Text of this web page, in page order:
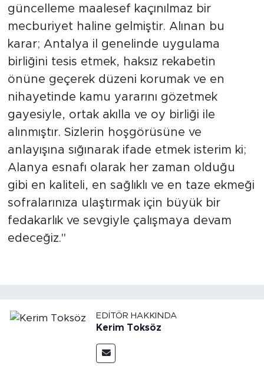
güncelleme maalesef kaçınılmaz bir
mecburiyet haline gelmiştir. Alınan bu
karar; Antalya il genelinde uygulama
birliğini tesis etmek, haksız rekabetin
önüne geçerek düzeni korumak ve en
nihayetinde kamu yararını gözetmek
gayesiyle, ortak akılla ve oy birliği ile
alınmıştır. Sizlerin hoşgörüsüne ve
anlayışına sığınarak ifade etmek isterim ki;
Alanya esnafı olarak her zaman olduğu
gibi en kaliteli, en sağlıklı ve en taze ekmeği
sofralarınıza ulaştırmak için büyük bir
fedakarlık ve sevgiyle çalışmaya devam
edeceğiz."
EDITÖR HAKKINDA
Kerim Toksöz